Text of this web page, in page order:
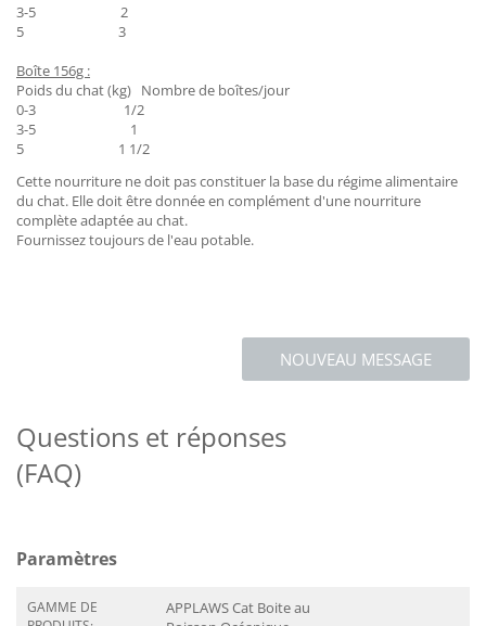
3-5 2
5 3
Boîte 156g :
Poids du chat (kg) Nombre de boîtes/jour
0-3 1/2
3-5 1
5 1 1/2
Cette nourriture ne doit pas constituer la base du régime alimentaire
du chat. Elle doit être donnée en complément d'une nourriture
complète adaptée au chat.
Fournissez toujours de l'eau potable.
NOUVEAU MESSAGE
Questions et réponses
(FAQ)
Paramètres
GAMME DE
APPLAWS Cat Boite au